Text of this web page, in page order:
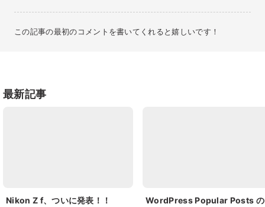
この記事の最初のコメントを書いてくれると嬉しいです！
最新記事
Nikon Z f、ついに発表！！
WordPress Popular Posts の